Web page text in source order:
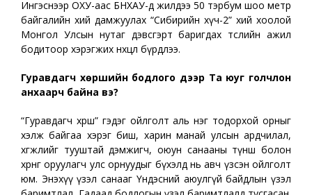
Ингэснээр ОХУ-аас БНХАУ-д жилдээ 50 тэрбум шоо метр
байгалийн хий дамжуулах “Сибирийн хүч-2” хий хоолой
Монгол Улсын нутаг дэвсгэрт баригдах төслийн ажил
бодитоор хэрэгжих нөхцөл бүрдлээ.
Гуравдагч хөршийн бодлого дээр Та юуг голчлон
анхаарч байна вэ?
“Гуравдагч хөрш” гэдэг ойлголт аль нэг тодорхой орныг
хэлж байгаа хэрэг биш, харин манай улсын ардчилал,
хөгжлийг тууштай дэмжигч, оюун санааны түнш болон
хөрөнгө оруулагч улс орнуудыг бүхэлд нь авч үзсэн ойлголт
юм. Энэхүү үзэл санааг Үндэсний аюулгүй байдлын үзэл